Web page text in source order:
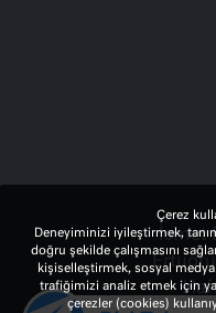
İsmet
Çerez
Deneyiminizi iyileştirmek,
doğru şekilde çalışmasını
kişiselleştirmek, sosyal
trafiğimizi analiz etmek için
çerezler (cookies)